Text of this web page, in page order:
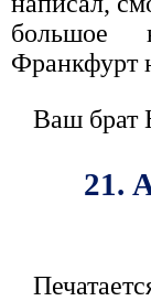
большое
Франкфурт
Ваш брат
21.